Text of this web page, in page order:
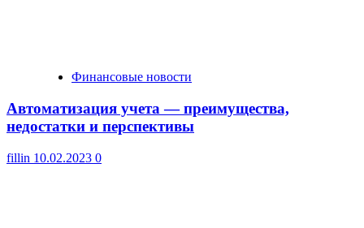
Финансовые новости
Автоматизация учета — преимущества,
недостатки и перспективы
fillin 10.02.2023 0